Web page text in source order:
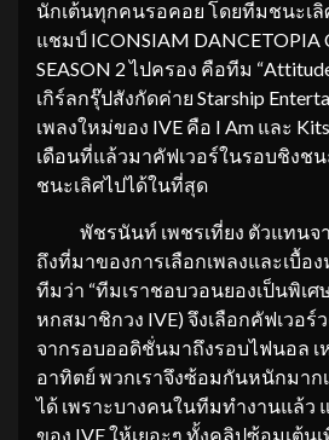
นักเต้นทุกคนรอคอย โดยทีมชนะเ
แชมป์ ICONSIAM DANCETOPIA
SEASON 2 ไปครอง คือทีม
เกิร์ลกรุ๊ปสังกัดค่าย Starship
เพลงใหม่ของ IVE คือ I Am และ
เดือนที่แล้วมาคัฟเวอร์ในรอบชิงชน
ชนะเลิศไปได้ในที่สุด
พัชรนันท์ เพชรเที่ยง ตัวแทนจา
ถึงที่มาของการเลือกเพลงและเบื้อ
ทีมว่า “ทีมเราชอบวอนยองเป็นพิเศ
หกสมาชิกวง IVE) จึงเลือกคัฟเวอร์ว
จากรอบออดิชั่นมาถึงรอบไฟนอล เ
อาทิตย์ พวกเราจึงซ้อมกันหนักมา
ได้ เพราะบางคนในทีมทำงานแล้ว
ของ IVE ให้เยอะๆ ทั้งคลิปซ้อมเต้น